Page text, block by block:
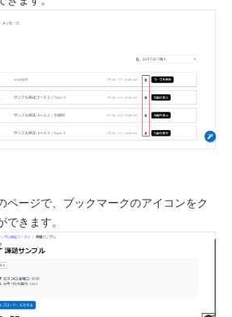
ページで、ブックマークのアイコンをク
できます。